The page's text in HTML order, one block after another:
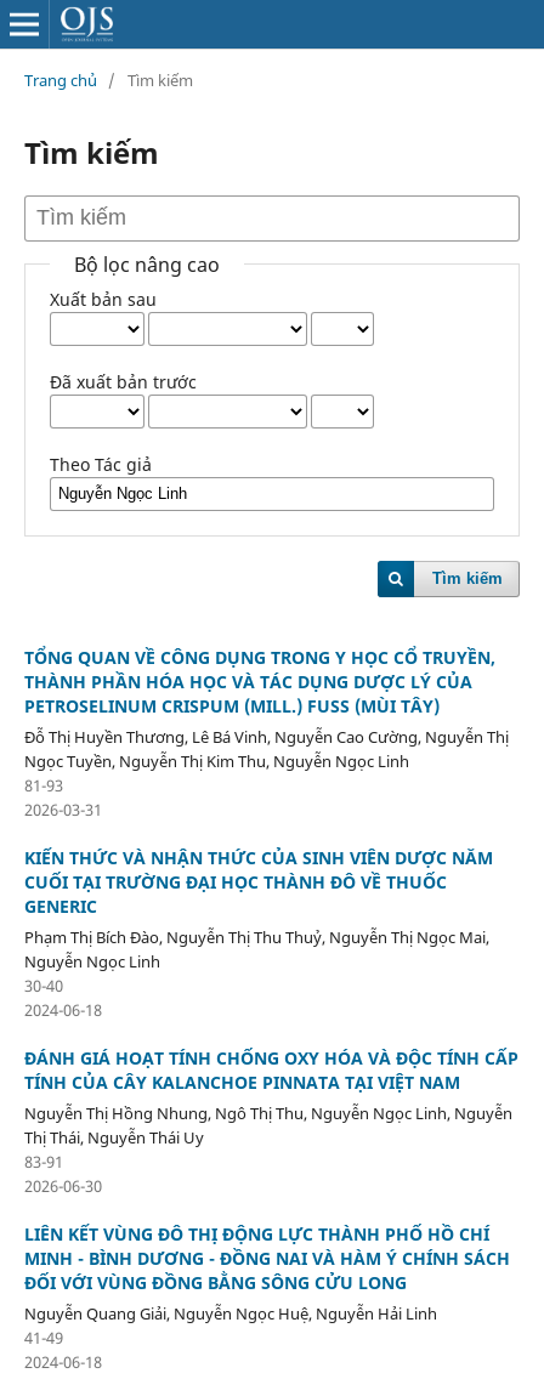
Trang chủ / Tìm kiếm
Tìm kiếm
Bộ lọc nâng cao
Xuất bản sau
Đã xuất bản trước
Theo Tác giả
Tìm kiếm
TỔNG QUAN VỀ CÔNG DỤNG TRONG Y HỌC CỔ TRUYỀN,
THÀNH PHẦN HÓA HỌC VÀ TÁC DỤNG DƯỢC LÝ CỦA
PETROSELINUM CRISPUM (MILL.) FUSS (MÙI TÂY)
Đỗ Thị Huyền Thương, Lê Bá Vinh, Nguyễn Cao Cường, Nguyễn Thị
Ngọc Tuyền, Nguyễn Thị Kim Thu, Nguyễn Ngọc Linh
81-93
2026-03-31
KIẾN THỨC VÀ NHẬN THỨC CỦA SINH VIÊN DƯỢC NĂM
CUỐI TẠI TRƯỜNG ĐẠI HỌC THÀNH ĐÔ VỀ THUỐC
GENERIC
Phạm Thị Bích Đào, Nguyễn Thị Thu Thuỷ, Nguyễn Thị Ngọc Mai,
Nguyễn Ngọc Linh
30-40
2024-06-18
ĐÁNH GIÁ HOẠT TÍNH CHỐNG OXY HÓA VÀ ĐỘC TÍNH CẤP
TÍNH CỦA CÂY KALANCHOE PINNATA TẠI VIỆT NAM
Nguyễn Thị Hồng Nhung, Ngô Thị Thu, Nguyễn Ngọc Linh, Nguyễn
Thị Thái, Nguyễn Thái Uy
83-91
2026-06-30
LIÊN KẾT VÙNG ĐÔ THỊ ĐỘNG LỰC THÀNH PHỐ HỒ CHÍ
MINH - BÌNH DƯƠNG - ĐỒNG NAI VÀ HÀM Ý CHÍNH SÁCH
ĐỐI VỚI VÙNG ĐỒNG BẰNG SÔNG CỬU LONG
Nguyễn Quang Giải, Nguyễn Ngọc Huệ, Nguyễn Hải Linh
41-49
2024-06-18